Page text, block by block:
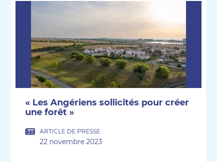
« Les Angériens sollicités pour créer
une forêt »
ARTICLE DE PRESSE
22 novembre 2023